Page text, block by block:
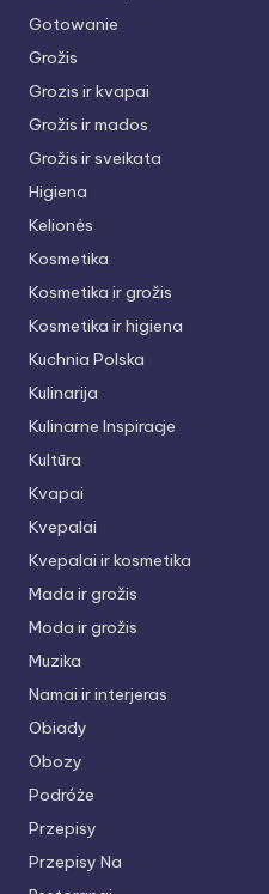
Gotowanie
Grožis
Grozis ir kvapai
Grožis ir mados
Grožis ir sveikata
Higiena
Kelionės
Kosmetika
Kosmetika ir grožis
Kosmetika ir higiena
Kuchnia Polska
Kulinarija
Kulinarne Inspiracje
Kultūra
Kvapai
Kvepalai
Kvepalai ir kosmetika
Mada ir grožis
Moda ir grožis
Muzika
Namai ir interjeras
Obiady
Obozy
Podróże
Przepisy
Przepisy Na